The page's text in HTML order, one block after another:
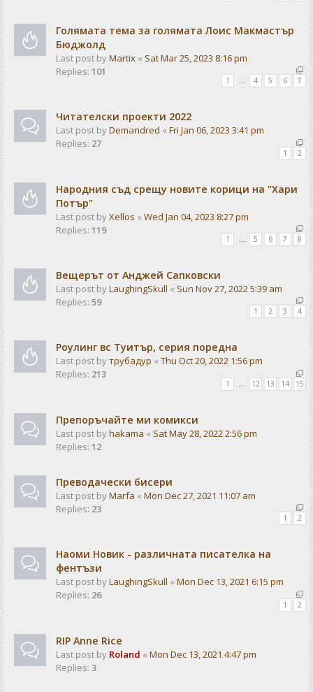
Голямата тема за голямата Лоис Макмастър
Бюджолд
Last post byMartix « Sat Mar 25, 2023 8:16 pm
Replies: 101
1 … 4 5 6 7
Читателски проекти 2022
Last post byDemandred « Fri Jan 06, 2023 3:41 pm
Replies: 27
1 2
Народния съд срещу новите корици на "Хари
Потър"
Last post byXellos « Wed Jan 04, 2023 8:27 pm
Replies: 119
1 … 5 6 7 8
Вещерът от Анджей Сапковски
Last post byLaughingSkull « Sun Nov 27, 2022 5:39 am
Replies: 59
1 2 3 4
Роулинг вс Туитър, серия поредна
Last post byтрубадур « Thu Oct 20, 2022 1:56 pm
Replies: 213
1 12 13 14 15
Препоръчайте ми комикси
Last post byhakama « Sat May 28, 2022 2:56 pm
Replies: 12
Преводачески бисери
Last post byMarfa « Mon Dec 27, 2021 11:07 am
Replies: 23
1 2
Наоми Новик - различната писателка на
фентъзи
Last post byLaughingSkull « Mon Dec 13, 2021 6:15 pm
Replies: 26
1 2
RIP Anne Rice
Last post by Roland « Mon Dec 13, 2021 4:47 pm
Replies: 3